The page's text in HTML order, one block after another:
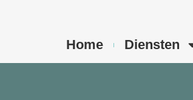
Home Diensten